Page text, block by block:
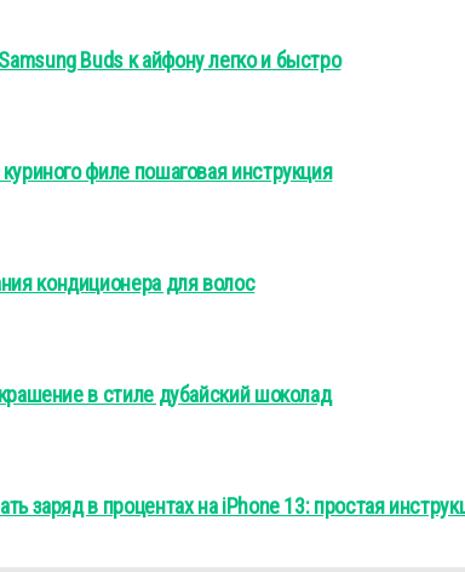
Buds к айфону легко и быстро
филе пошаговая инструкция
кондиционера для волос
в стиле дубайский шоколад
заряд в процентах на iPhone 13: простая